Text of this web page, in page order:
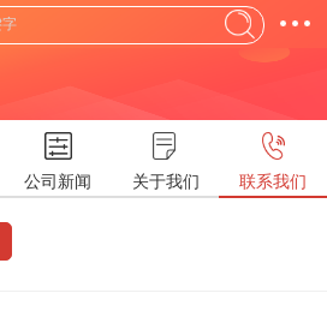
公司新闻 关于我们 联系我们